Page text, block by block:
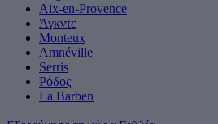
Aix-en-Provence
Άγκντε
Monteux
Amnéville
Serris
Ρόδος
La Barben